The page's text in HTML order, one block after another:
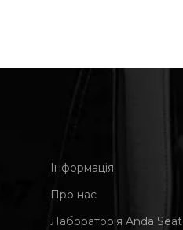
Інформація
Про нас
Лабораторія Anda Seat